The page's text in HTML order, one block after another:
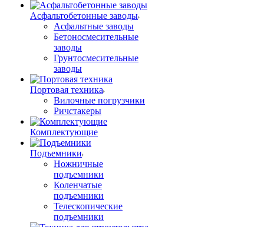
Асфальтобетонные заводы
Асфальтные заводы
Бетоносмесительные
заводы
Грунтосмесительные
заводы
Портовая техника
Вилочные погрузчики
Ричстакеры
Комплектующие
Подъемники
Ножничные
подъемники
Коленчатые
подъемники
Телескопические
подъемники